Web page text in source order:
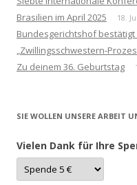
Brasilien im April 2025
18.
Bundesgerichtshof
„Zwillingsschwestern-
Zu deinem 36. Geburtstag
SIE WOLLEN UNSERE ARBEIT
Vielen Dank für Ihre